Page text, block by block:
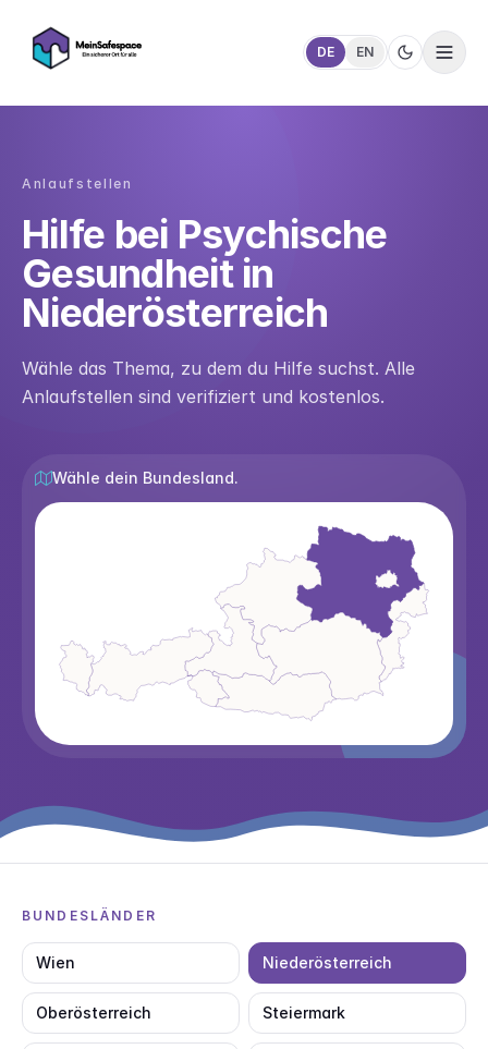
DE EN
Anlaufstellen
Hilfe bei Psychische
Gesundheit in
Niederösterreich
Wähle das Thema, zu dem du Hilfe suchst. Alle
Anlaufstellen sind verifiziert und kostenlos.
Wähle dein Bundesland.
BUNDESLÄNDER
Wien Niederösterreich
Oberösterreich Steiermark